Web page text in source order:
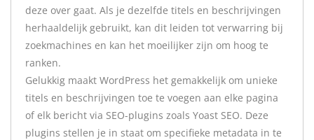
deze over gaat. Als je dezelfde titels en beschrijvingen
herhaaldelijk gebruikt, kan dit leiden tot verwarring bij
zoekmachines en kan het moeilijker zijn om hoog te
ranken.
Gelukkig maakt WordPress het gemakkelijk om unieke
titels en beschrijvingen toe te voegen aan elke pagina
of elk bericht via SEO-plugins zoals Yoast SEO. Deze
plugins stellen je in staat om specifieke metadata in te